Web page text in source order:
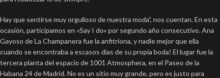
Hay que sentirse muy orgulloso de nuestra moda”, nos cuentan. En esta
ocasión, participamos en «Say I do» por segundo año consecutivo. Ana
Gayoso de La Champanera fue la anfitriona, y nadie mejor que ella
cuando se encontraba a escasos días de su propia boda! El lugar fue la
tercera planta del espacio de 1001 Atmosphera, en el Paseo de la
Habana 24 de Madrid. No es un sitio muy grande, pero es justo para